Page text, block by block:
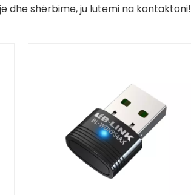
dhe shërbime, ju lutemi na kontaktoni!